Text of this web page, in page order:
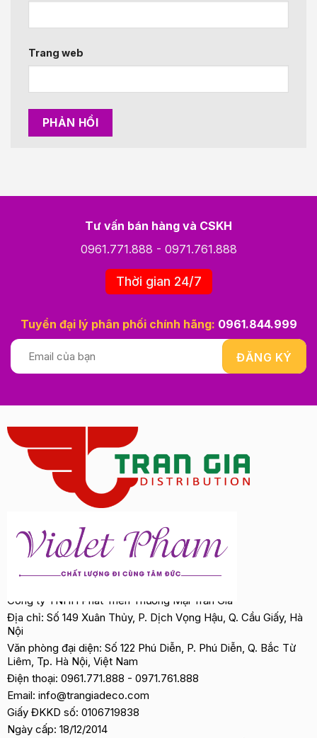
Trang web
Tư vấn bán hàng và CSKH
0961.771.888 - 0971.761.888
Thời gian 24/7
Tuyển đại lý phân phối chính hãng: 0961.844.999
Công ty TNHH Phát Triển Thương Mại Trần Gia
Địa chỉ: Số 149 Xuân Thủy, P. Dịch Vọng Hậu, Q. Cầu Giấy, Hà
Nội
Văn phòng đại diện: Số 122 Phú Diễn, P. Phú Diễn, Q. Bắc Từ
Liêm, Tp. Hà Nội, Việt Nam
Điện thoại: 0961.771.888 - 0971.761.888
Email: info@trangiadeco.com
Giấy ĐKKD số: 0106719838
Ngày cấp: 18/12/2014